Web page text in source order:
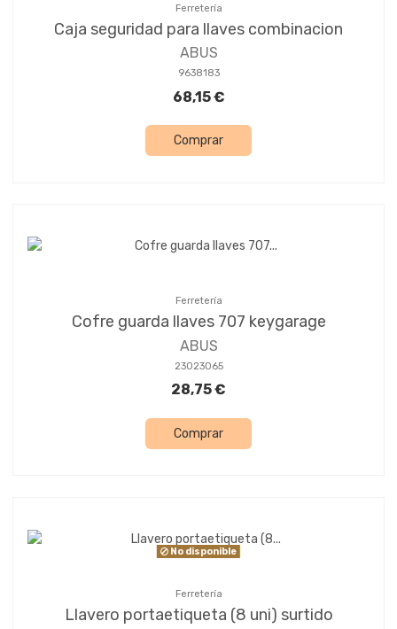
Ferretería
Caja seguridad para llaves combinacion
ABUS
9638183
68,15 €
Comprar
Ferretería
Cofre guarda llaves 707 keygarage
ABUS
23023065
28,75 €
Comprar
No disponible
Ferretería
Llavero portaetiqueta (8 uni) surtido